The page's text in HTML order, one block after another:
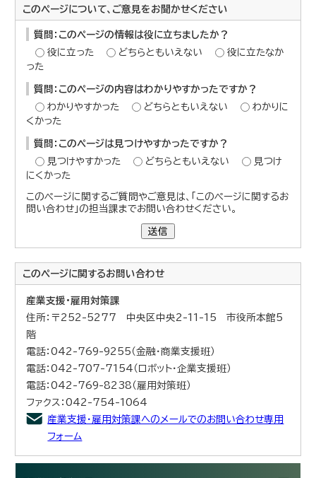
このページについて、ご意見をお聞かせください
質問：このページの情報は役に立ちましたか？
役に立った
どちらともいえない
役に立たなか
った
質問：このページの内容はわかりやすかったですか？
わかりやすかった
どちらともいえない
わかりに
くかった
質問：このページは見つけやすかったですか？
見つけやすかった
どちらともいえない
見つけ
にくかった
このページに関するご質問やご意見は、「このページに関するお
問い合わせ」の担当課までお問い合わせください。
送信
このページに関するお問い合わせ
産業支援・雇用対策課
住所：〒252-5277 中央区中央2-11-15 市役所本館5
階
電話：042-769-9255（金融・商業支援班）
電話：042-707-7154（ロボット・企業支援班）
電話：042-769-8238（雇用対策班）
ファクス：042-754-1064
産業支援・雇用対策課へのメールでのお問い合わせ専用
フォーム